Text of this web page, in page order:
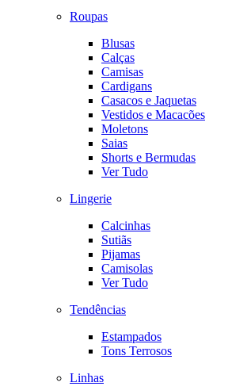
Roupas
Blusas
Calças
Camisas
Cardigans
Casacos e Jaquetas
Vestidos e Macacões
Moletons
Saias
Shorts e Bermudas
Ver Tudo
Lingerie
Calcinhas
Sutiãs
Pijamas
Camisolas
Ver Tudo
Tendências
Estampados
Tons Terrosos
Linhas